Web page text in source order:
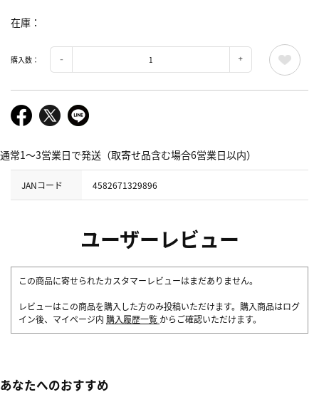
在庫
購入数：
通常1～3営業日で発送（取寄せ品含む場合6営業日以内）
JANコード 4582671329896
ユーザーレビュー
この商品に寄せられたカスタマーレビューはまだありません。
レビューはこの商品を購入した方のみ投稿いただけます。購入商品はログ
イン後、マイページ内 購入履歴一覧 からご確認いただけます。
あなたへのおすすめ